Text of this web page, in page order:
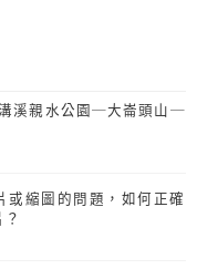
溪親水公園─大崙頭山─
縮圖的問題，如何正確